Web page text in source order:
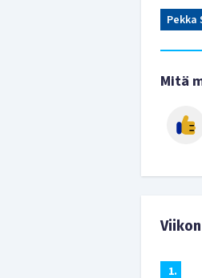
Pekka
Mitä
1.